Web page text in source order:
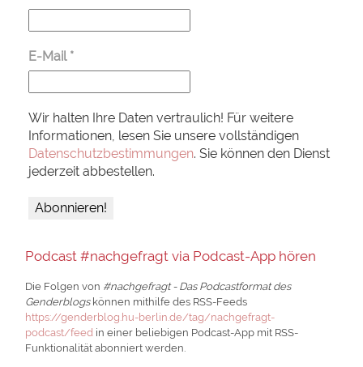
E-Mail *
Wir halten Ihre Daten vertraulich! Für weitere
Informationen, lesen Sie unsere vollständigen
Datenschutzbestimmungen. Sie können den Dienst
jederzeit abbestellen.
Podcast #nachgefragt via Podcast-App hören
Die Folgen von #nachgefragt - Das Podcastformat des
Genderblogskönnen mithilfe des RSS-Feeds
https://genderblog.hu-berlin.de/tag/nachgefragt-
podcast/feed in einer beliebigen Podcast-App mit RSS-
Funktionalität abonniert werden.